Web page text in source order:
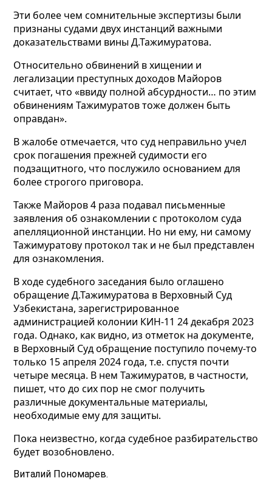
Эти более чем сомнительные экспертизы были
признаны судами двух инстанций важными
доказательствами вины Д.Тажимуратова.
Относительно обвинений в хищении и
легализации преступных доходов Майоров
считает, что «ввиду полной абсурдности… по этим
обвинениям Тажимуратов тоже должен быть
оправдан».
В жалобе отмечается, что суд неправильно учел
срок погашения прежней судимости его
подзащитного, что послужило основанием для
более строгого приговора.
Также Майоров 4 раза подавал письменные
заявления об ознакомлении с протоколом суда
апелляционной инстанции. Но ни ему, ни самому
Тажимуратову протокол так и не был представлен
для ознакомления.
В ходе судебного заседания было оглашено
обращение Д.Тажимуратова в Верховный Суд
Узбекистана, зарегистрированное
администрацией колонии КИН-11 24 декабря 2023
года. Однако, как видно, из отметок на документе,
в Верховный Суд обращение поступило почему-то
только 15 апреля 2024 года, т.е. спустя почти
четыре месяца. В нем Тажимуратов, в частности,
пишет, что до сих пор не смог получить
различные документальные материалы,
необходимые ему для защиты.
Пока неизвестно, когда судебное разбирательство
будет возобновлено.
Виталий Пономарев.